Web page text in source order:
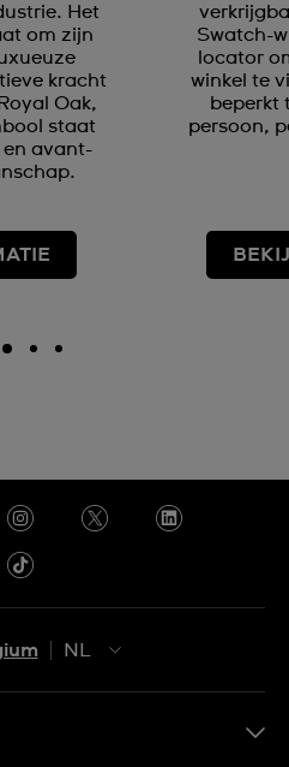
Het
om zijn
kracht
Oak,
staat
avant-
Swatch-
locator
winkel te
beperkt
persoon,
NL